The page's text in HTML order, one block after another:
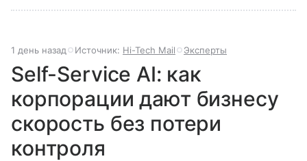
1 день назад Источник: Hi-Tech Mail Эксперты
Self-Service AI: как
корпорации дают бизнесу
скорость без потери
контроля